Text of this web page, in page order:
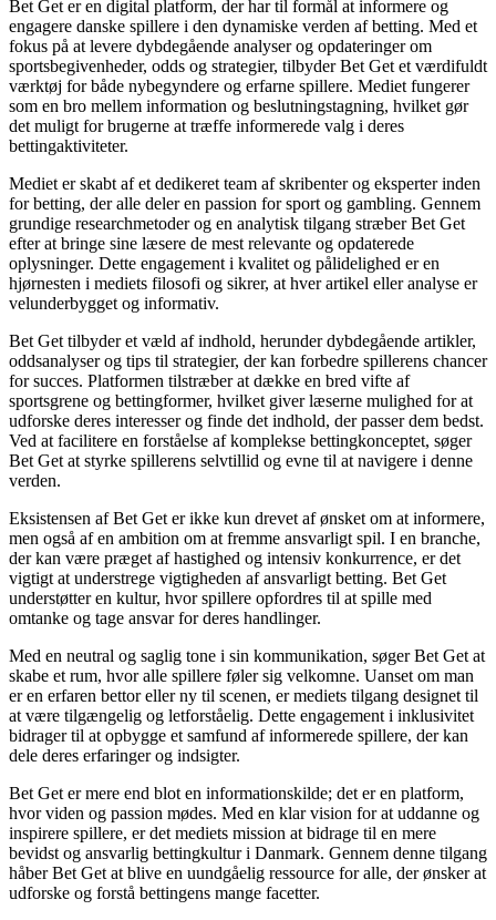
Bet Get er en digital platform, der har til formål at informere og
engagere danske spillere i den dynamiske verden af betting. Med et
fokus på at levere dybdegående analyser og opdateringer om
sportsbegivenheder, odds og strategier, tilbyder Bet Get et værdifuldt
værktøj for både nybegyndere og erfarne spillere. Mediet fungerer
som en bro mellem information og beslutningstagning, hvilket gør
det muligt for brugerne at træffe informerede valg i deres
bettingaktiviteter.
Mediet er skabt af et dedikeret team af skribenter og eksperter inden
for betting, der alle deler en passion for sport og gambling. Gennem
grundige researchmetoder og en analytisk tilgang stræber Bet Get
efter at bringe sine læsere de mest relevante og opdaterede
oplysninger. Dette engagement i kvalitet og pålidelighed er en
hjørnesten i mediets filosofi og sikrer, at hver artikel eller analyse er
velunderbygget og informativ.
Bet Get tilbyder et væld af indhold, herunder dybdegående artikler,
oddsanalyser og tips til strategier, der kan forbedre spillerens chancer
for succes. Platformen tilstræber at dække en bred vifte af
sportsgrene og bettingformer, hvilket giver læserne mulighed for at
udforske deres interesser og finde det indhold, der passer dem bedst.
Ved at facilitere en forståelse af komplekse bettingkonceptet, søger
Bet Get at styrke spillerens selvtillid og evne til at navigere i denne
verden.
Eksistensen af Bet Get er ikke kun drevet af ønsket om at informere,
men også af en ambition om at fremme ansvarligt spil. I en branche,
der kan være præget af hastighed og intensiv konkurrence, er det
vigtigt at understrege vigtigheden af ansvarligt betting. Bet Get
understøtter en kultur, hvor spillere opfordres til at spille med
omtanke og tage ansvar for deres handlinger.
Med en neutral og saglig tone i sin kommunikation, søger Bet Get at
skabe et rum, hvor alle spillere føler sig velkomne. Uanset om man
er en erfaren bettor eller ny til scenen, er mediets tilgang designet til
at være tilgængelig og letforståelig. Dette engagement i inklusivitet
bidrager til at opbygge et samfund af informerede spillere, der kan
dele deres erfaringer og indsigter.
Bet Get er mere end blot en informationskilde; det er en platform,
hvor viden og passion mødes. Med en klar vision for at uddanne og
inspirere spillere, er det mediets mission at bidrage til en mere
bevidst og ansvarlig bettingkultur i Danmark. Gennem denne tilgang
håber Bet Get at blive en uundgåelig ressource for alle, der ønsker at
udforske og forstå bettingens mange facetter.